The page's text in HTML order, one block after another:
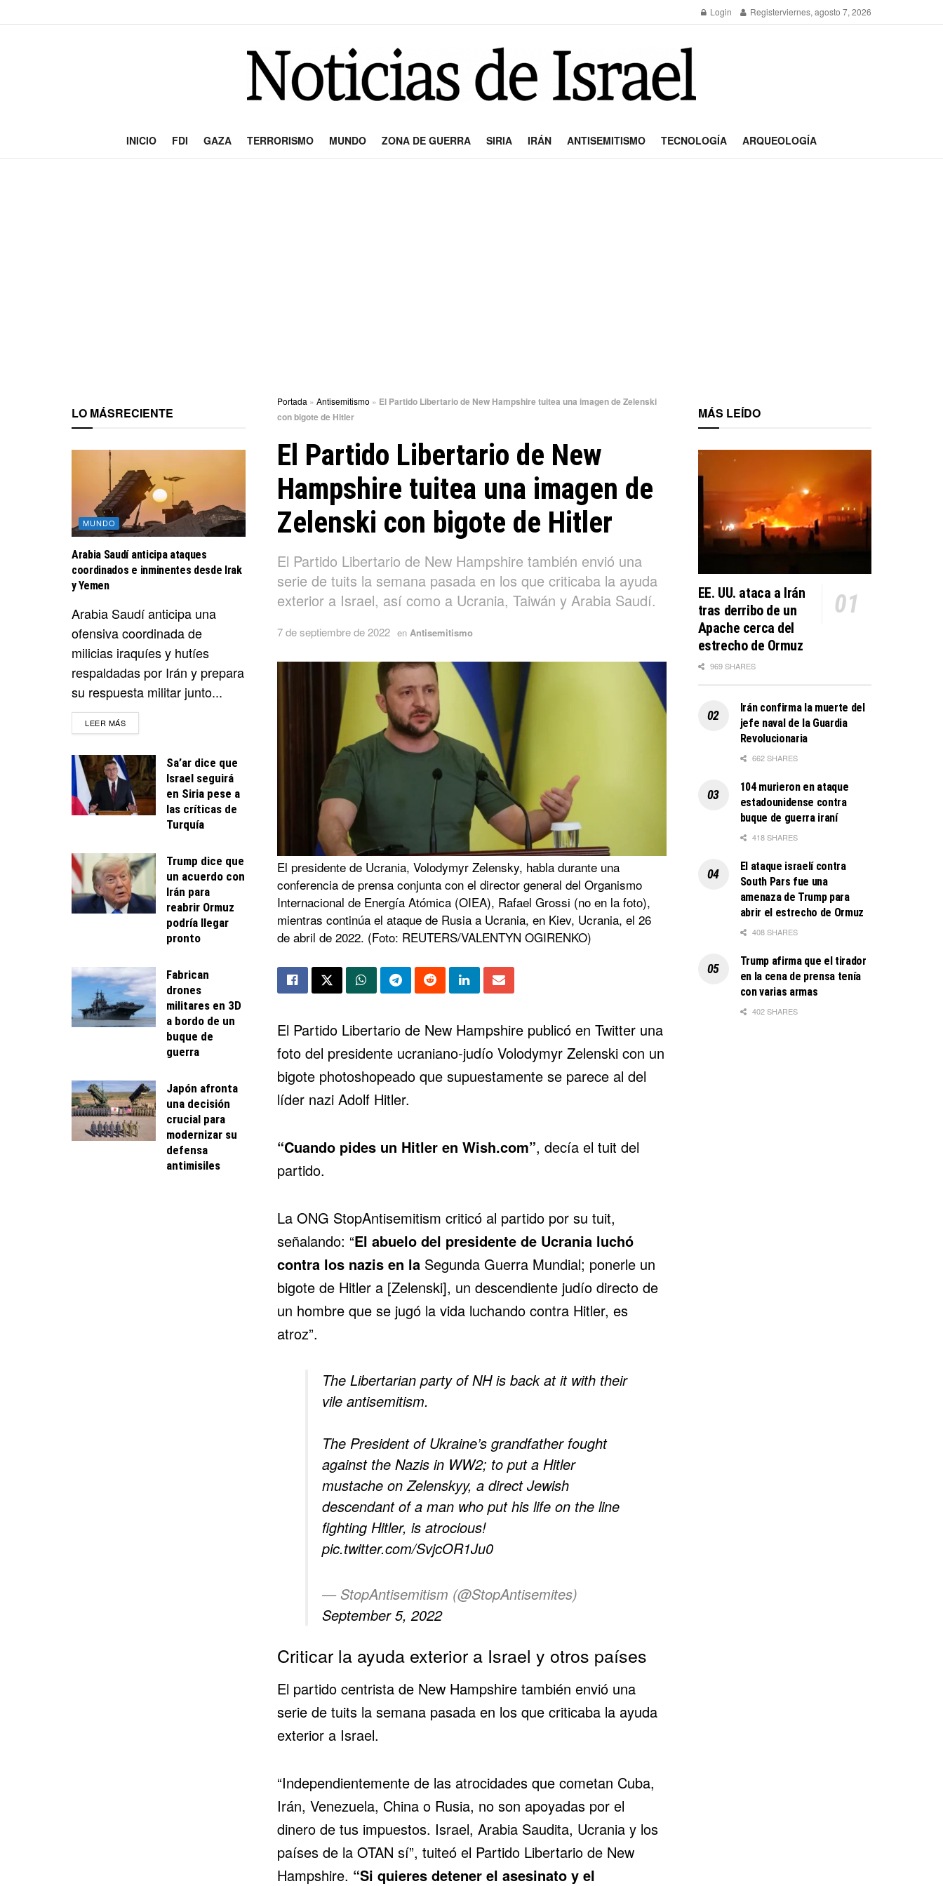
Login Registerviernes, agosto 7, 2026
INICIO FDI GAZA TERRORISMO MUNDO ZONA DE GUERRA SIRIA IRÁN ANTISEMITISMO TECNOLOGÍA ARQUEOLOGÍA
Portada » Antisemitismo » El Partido Libertario de New Hampshire tuitea una imagen de Zelenski
con bigote de Hitler
El Partido Libertario de New
Hampshire tuitea una imagen de
Zelenski con bigote de Hitler
El Partido Libertario de New Hampshire también envió una
serie de tuits la semana pasada en los que criticaba la ayuda
exterior a Israel, así como a Ucrania, Taiwán y Arabia Saudí.
7 de septiembre de 2022 en Antisemitismo
El presidente de Ucrania, Volodymyr Zelensky, habla durante una
conferencia de prensa conjunta con el director general del Organismo
Internacional de Energía Atómica (OIEA), Rafael Grossi (no en la foto),
mientras continúa el ataque de Rusia a Ucrania, en Kiev, Ucrania, el 26
de abril de 2022. (Foto: REUTERS/VALENTYN OGIRENKO)
El Partido Libertario de New Hampshire publicó en Twitter una
foto del presidente ucraniano-judío Volodymyr Zelenski con un
bigote photoshopeado que supuestamente se parece al del
líder nazi Adolf Hitler.
“Cuando pides un Hitler en Wish.com”, decía el tuit del
partido.
La ONG StopAntisemitism criticó al partido por su tuit,
señalando: “El abuelo del presidente de Ucrania luchó
contra los nazis en la Segunda Guerra Mundial; ponerle un
bigote de Hitler a [Zelenski], un descendiente judío directo de
un hombre que se jugó la vida luchando contra Hitler, es
atroz”.
The Libertarian party of NH is back at it with their
vile antisemitism.
The President of Ukraine’s grandfather fought
against the Nazis in WW2; to put a Hitler
mustache on Zelenskyy, a direct Jewish
descendant of a man who put his life on the line
fighting Hitler, is atrocious!
pic.twitter.com/SvjcOR1Ju0
— StopAntisemitism (@StopAntisemites)
September 5, 2022
Criticar la ayuda exterior a Israel y otros países
El partido centrista de New Hampshiretambién envió una
serie de tuits la semana pasada en los que criticaba la ayuda
exterior a Israel.
“Independientemente de las atrocidades que cometan Cuba,
Irán, Venezuela, China o Rusia, no son apoyadas por el
dinero de tus impuestos. Israel, Arabia Saudita, Ucrania y los
países de la OTAN sí”, tuiteó el Partido Libertario de New
Hampshire. “Si quieres detener el asesinato y el
LO MÁSRECIENTE
MUNDO
Arabia Saudí anticipa ataques
coordinados e inminentes desde Irak
y Yemen
Arabia Saudí anticipa una
ofensiva coordinada de
milicias iraquíes y hutíes
respaldadas por Irán y prepara
su respuesta militar junto...
LEER MÁSDETAILS
Sa’ar dice que
Israel seguirá
en Siria pese a
las críticas de
Turquía
Trump dice que
un acuerdo con
Irán para
reabrir Ormuz
podría llegar
pronto
Fabrican
drones
militares en 3D
a bordo de un
buque de
guerra
Japón afronta
una decisión
crucial para
modernizar su
defensa
antimisiles
MÁS LEÍDO
EE. UU. ataca a Irán
tras derribo de un
Apache cerca del
estrecho de Ormuz
969 SHARES
Irán confirma la muerte del
jefe naval de la Guardia
Revolucionaria
662 SHARES
104 murieron en ataque
estadounidense contra
buque de guerra iraní
418 SHARES
El ataque israelí contra
South Pars fue una
amenaza de Trump para
abrir el estrecho de Ormuz
408 SHARES
Trump afirma que el tirador
en la cena de prensa tenía
con varias armas
402 SHARES